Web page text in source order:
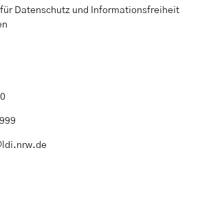
Datenschutz und Informationsfreiheit